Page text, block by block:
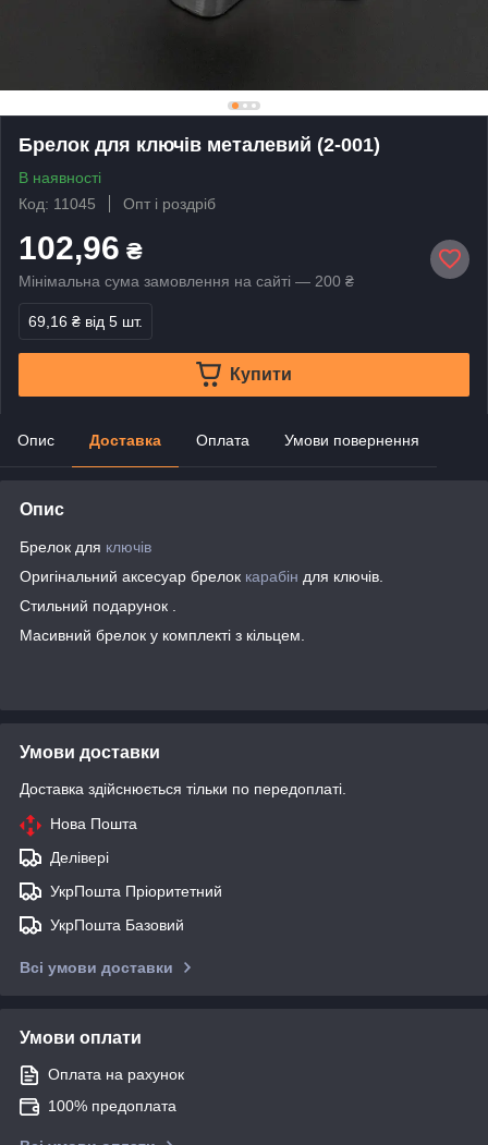
Брелок для ключів металевий (2-001)
В наявності
Код: 11045
Опт і роздріб
102,96 ₴
Мінімальна сума замовлення на сайті — 200 ₴
69,16 ₴ від 5 шт.
Купити
Опис Доставка Оплата Умови повернення
Опис
Брелок для ключів
Оригінальний аксесуар брелок карабін для ключів.
Стильний подарунок .
Масивний брелок у комплекті з кільцем.
Умови доставки
Доставка здійснюється тільки по передоплаті.
Нова Пошта
Делівері
УкрПошта Пріоритетний
УкрПошта Базовий
Всі умови доставки
Умови оплати
Оплата на рахунок
100% предоплата